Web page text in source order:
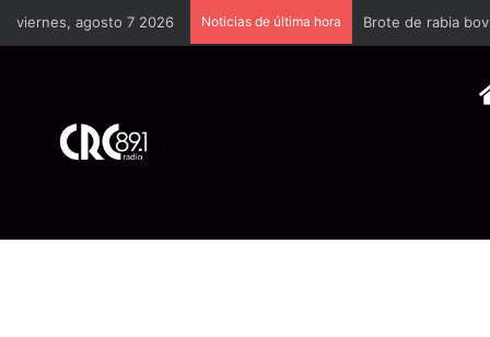
viernes, agosto 7 2026 Noticias de última hora Brote de rabia